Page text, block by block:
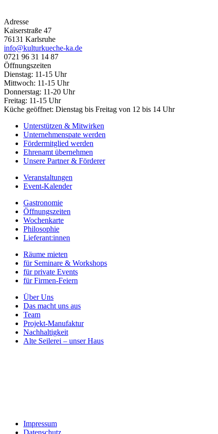
Adresse
Kaiserstraße 47
76131 Karlsruhe
info@kulturkueche-ka.de
0721 96 31 14 87
Öffnungszeiten
Dienstag: 11-15 Uhr
Mittwoch: 11-15 Uhr
Donnerstag: 11-20 Uhr
Freitag: 11-15 Uhr
Küche geöffnet: Dienstag bis Freitag von 12 bis 14 Uhr
Unterstützen & Mitwirken
Unternehmenspate werden
Fördermitglied werden
Ehrenamt übernehmen
Unsere Partner & Förderer
Veranstaltungen
Event-Kalender
Gastronomie
Öffnungszeiten
Wochenkarte
Philosophie
Lieferant:innen
Räume mieten
für Seminare & Workshops
für private Events
für Firmen-Feiern
Über Uns
Das macht uns aus
Team
Projekt-Manufaktur
Nachhaltigkeit
Alte Seilerei – unser Haus
Impressum